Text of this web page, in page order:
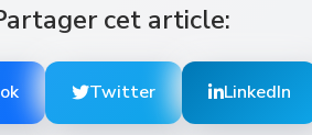
cet article:
Twitter LinkedIn